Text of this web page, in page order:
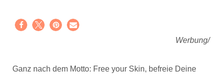
Werbung/
Ganz nach dem Motto: Free your Skin, befreie Deine